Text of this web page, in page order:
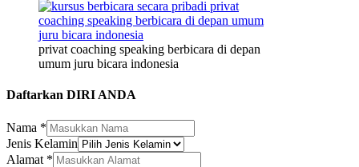
privat coaching speaking berbicara di depan
umum juru bicara indonesia
Daftarkan DIRI ANDA
Nama *
Jenis Kelamin
Alamat *